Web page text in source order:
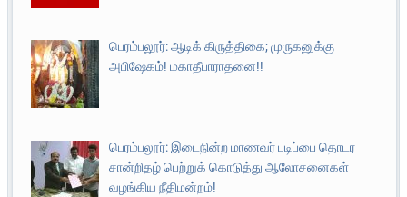
பெரம்பலூர்: ஆடிக் கிருத்திகை; முருகனுக்கு
அபிஷேகம்! மகாதீபாராதனை!!
பெரம்பலூர்: இடைநின்ற மாணவர் படிப்பை தொடர
சான்றிதழ் பெற்றுக் கொடுத்து ஆலோசனைகள்
வழங்கிய நீதிமன்றம்!